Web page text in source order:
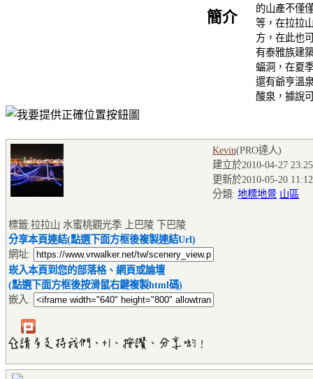
簡介
的山產不僅
等，在拉拉
方，在此也
有泰雅族建
蝠洞，在夏
還有爺亨溫
酸泉，據說
Kevin(PRO達人)
建立於2010-04-27
更新於2010-05-20
分類: 地標地景 山區
標籤:拉拉山 水蜜桃觀光季 上巴陵 下巴陵
分享本頁連結(點選下面方框後複製連結Url)
網址:
崁入本頁到您的部落格、網頁或論壇
(點選下面方框後按滑鼠右鍵複製html碼)
嵌入: